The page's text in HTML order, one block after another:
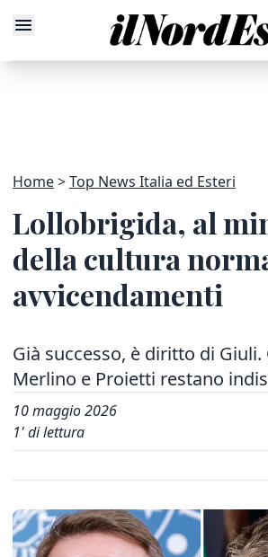
Home Top News Italia ed Esteri
Lollobrigida, al
della cultura
avvicendamenti
Già successo, è diritto di Giuli.
Merlino e Proietti restano
10 maggio 2026
1' di lettura